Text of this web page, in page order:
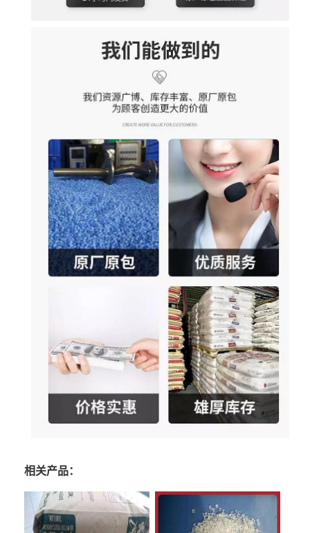
相关产品：